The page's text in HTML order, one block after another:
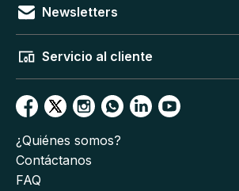
Newsletters
Servicio al cliente
¿Quiénes somos?
Contáctanos
FAQ